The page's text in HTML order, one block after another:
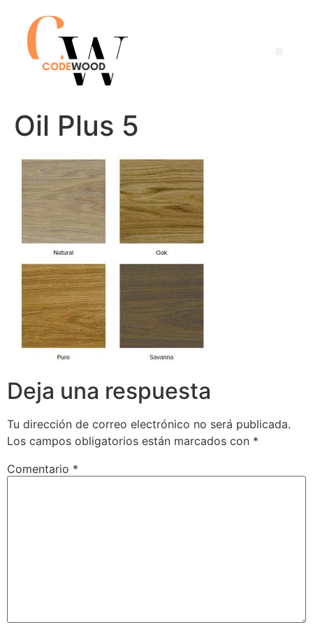
Oil Plus 5
Deja una respuesta
Tu dirección de correo electrónico no será publicada.
Los campos obligatorios están marcados con *
Comentario *